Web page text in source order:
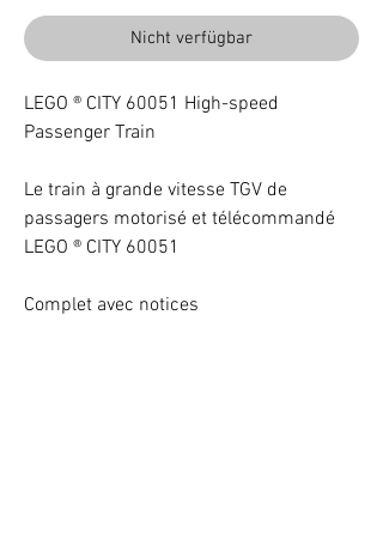
Nicht verfügbar
LEGO ® CITY 60051 High-speed
Passenger Train
Le train à grande vitesse TGV de
passagers motorisé et télécommandé
LEGO ® CITY 60051
Complet avec notices